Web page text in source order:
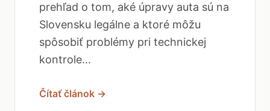
prehľad o tom, aké úpravy auta sú na
Slovensku legálne a ktoré môžu
spôsobiť problémy pri technickej
kontrole...
Čítať článok →